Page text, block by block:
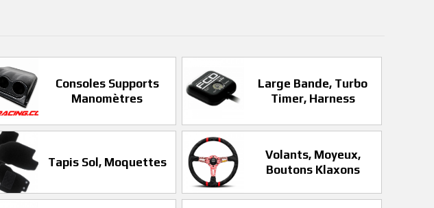
Consoles Supports
Manomètres
Large Bande, Turbo
Timer, Harness
Tapis Sol, Moquettes
Volants, Moyeux,
Boutons Klaxons